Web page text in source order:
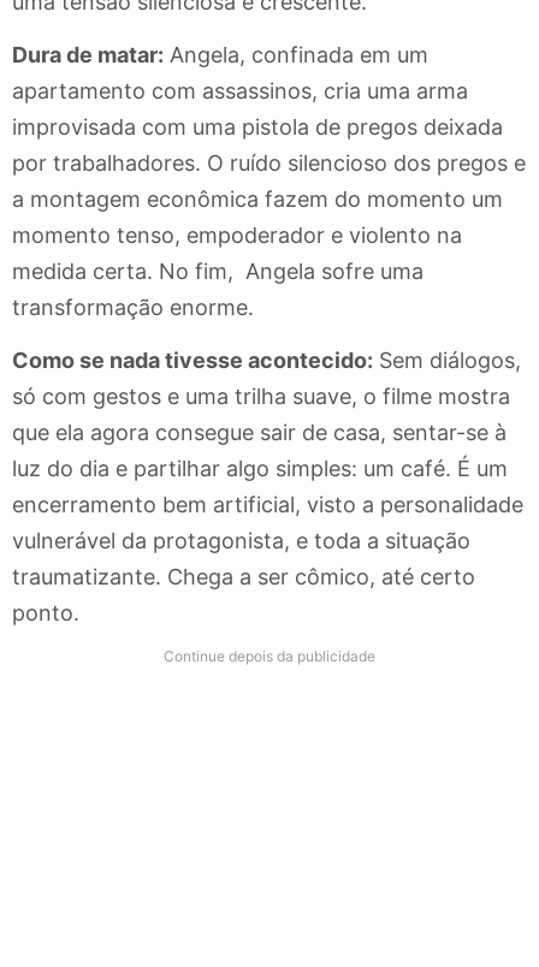
Dura de matar: Angela, confinada em um
apartamento com assassinos, cria uma arma
improvisada com uma pistola de pregos deixada
por trabalhadores. O ruído silencioso dos pregos e
a montagem econômica fazem do momento um
momento tenso, empoderador e violento na
medida certa. No fim, Angela sofre uma
transformação enorme.
Como se nada tivesse acontecido: Sem diálogos,
só com gestos e uma trilha suave, o filme mostra
que ela agora consegue sair de casa, sentar-se à
luz do dia e partilhar algo simples: um café. É um
encerramento bem artificial, visto a personalidade
vulnerável da protagonista, e toda a situação
traumatizante. Chega a ser cômico, até certo
ponto.
Continue depois da publicidade